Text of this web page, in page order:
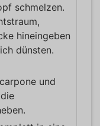
schmelzen.
hineingeben
dünsten.
und